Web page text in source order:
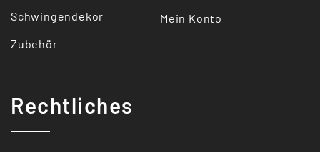
Schwingendekor
Zubehör
Mein Konto
Rechtliches